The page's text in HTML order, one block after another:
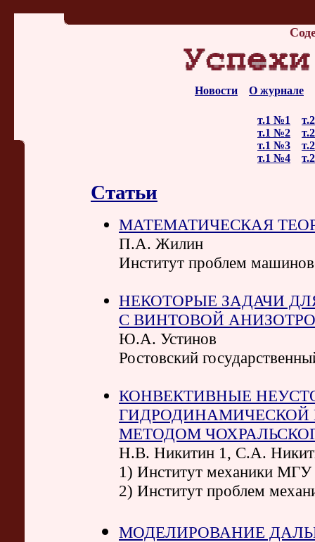
Новости О журнале
т.1 №1
т.1 №2
т.1 №3
т.1 №4
Статьи
МАТЕМАТИЧЕСКАЯ
П.А. Жилин
Институт проблем
НЕКОТОРЫЕ ЗАДАЧИ
С ВИНТОВОЙ
Ю.А. Устинов
Ростовский
КОНВЕКТИВНЫЕ
ГИДРОДИНАМИЧЕСКОЙ
МЕТОДОМ
Н.В. Никитин 1, С.А.
1) Институт механики
2) Институт проблем
МОДЕЛИРОВАНИЕ